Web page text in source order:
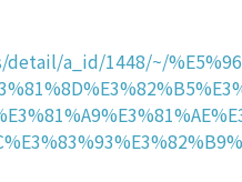
a_id/1448/~/